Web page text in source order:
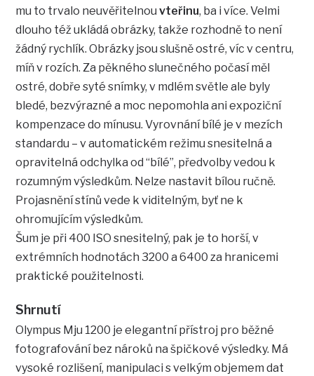
mu to trvalo neuvěřitelnouvteřinu, ba i více. Velmi
dlouho též ukládá obrázky, takže rozhodně to není
žádný rychlík. Obrázky jsou slušně ostré, víc v centru,
míň v rozích. Za pěkného slunečného počasí měl
ostré, dobře syté snímky, v mdlém světle ale byly
bledé, bezvýrazné a moc nepomohla ani expoziční
kompenzace do mínusu. Vyrovnání bílé je v mezích
standardu – v automatickém režimu snesitelná a
opravitelná odchylka od “bílé”, předvolby vedou k
rozumným výsledkům. Nelze nastavit bílou ručně.
Projasnění stínů vede k viditelným, byť ne k
ohromujícím výsledkům.
Šum je při 400 ISO snesitelný, pak je to horší, v
extrémních hodnotách 3200 a 6400 za hranicemi
praktické použitelnosti.
Shrnutí
Olympus Mju 1200 je elegantní přístroj pro běžné
fotografování bez nároků na špičkové výsledky. Má
vysoké rozlišení, manipulaci s velkým objemem dat